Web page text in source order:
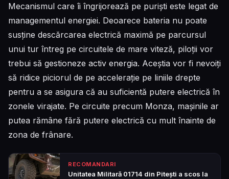
Mecanismul care îi îngrijorează pe puriști este legat de
managementul energiei. Deoarece bateria nu poate
susține descărcarea electrică maximă pe parcursul
unui tur întreg pe circuitele de mare viteză, piloții vor
trebui să gestioneze activ energia. Aceștia vor fi nevoiți
să ridice piciorul de pe accelerație pe liniile drepte
pentru a se asigura că au suficientă putere electrică în
zonele virajate. Pe circuite precum Monza, mașinile ar
putea rămâne fără putere electrică cu mult înainte de
zona de frânare.
RECOMANDARI
Unitatea Militară 01714 din Pitești a scos la